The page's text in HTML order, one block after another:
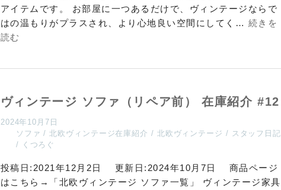
アイテムです。 お部屋に一つあるだけで、ヴィンテージならで
はの温もりがプラスされ、より心地良い空間にしてく… 続きを
読む
ヴィンテージ ソファ（リペア前） 在庫紹介 #12
2024年10月7日
ソファ
北欧ヴィンテージ在庫紹介 北欧ヴィンテージ
スタッフ日記
くつろぐ
投稿日:2021年12月2日 更新日:2024年10月7日 商品ページ
はこちら→「北欧ヴィンテージ ソファ一覧」 ヴィンテージ家具